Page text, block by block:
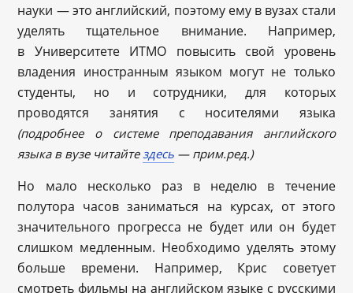
науки — это английский, поэтому ему в вузах стали
уделять тщательное внимание. Например,
в Университете ИТМО повысить свой уровень
владения иностранным языком могут не только
студенты, но и сотрудники, для которых
проводятся занятия с носителями языка
(подробнее о системе преподавания английского
языка в вузе читайтездесь — прим.ред.)
Но мало несколько раз в неделю в течение
полутора часов заниматься на курсах, от этого
значительного прогресса не будет или он будет
слишком медленным. Необходимо уделять этому
больше времени. Например, Крис советует
смотреть фильмы на английском языке с русскими